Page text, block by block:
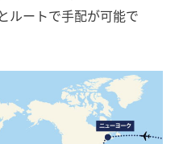
ルートで手配が可能で